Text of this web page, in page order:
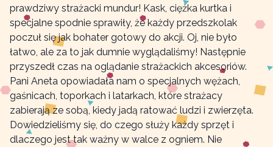
prawdziwy strażacki mundur! Kask, ciężka kurtka i
specjalne spodnie sprawiły, że każdy przedszkolak
poczuł się jak bohater gotowy do akcji. Oj, nie było
łatwo, ale za to jak dumnie wyglądaliśmy! Następnie
przyszedł czas na oglądanie strażackich akcesoriów.
Pani Aneta opowiadała nam o specjalnych wężach,
gaśnicach, toporkach i latarkach, które strażacy
zabierają ze sobą, kiedy jadą ratować ludzi i zwierzęta.
Dowiedzieliśmy się, do czego służy każdy sprzęt i
dlaczego jest tak ważny w walce z ogniem. Nie